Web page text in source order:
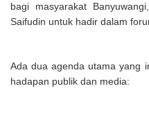
bagi masyarakat
Saifudin untuk hadir dalam
Ada dua agenda utama yang
hadapan publik dan media: